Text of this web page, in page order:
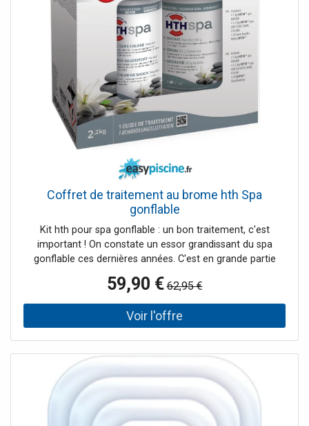
Caractéristiques du Bloc moteur Panneau de contrôle
Panneau digital intégré Alimentation 240V ~ 50Hz Pompe
Pompe à air et à bulles 650 W Niveau sonore Pompe à
bulles 68 dB à 1 m Pompe de filtration 40 W Niveau
sonore Filtration 55 dB à 1 m Débit de filtration 1200 L/h
Réchauffeur PTC Puissance 1500/2000 W Vitesse 1.5°C –
2.5°C/heure Température maximale 42 °C Double isolation
du réchauffeur Conditions d'utilisation 5°C & plus
Certification CE et GS
Coffret de traitement au brome hth Spa
gonflable
Kit hth pour spa gonflable : un bon traitement, c'est
important ! On constate un essor grandissant du spa
gonflable ces dernières années. C'est en grande partie
grâce à sa simplicité d'installation et d'utilisation. Il faut
tout de même garder à l'esprit qu'un bon entretien est
essentiel, autant pour vous, que pour votre matériel. C'est
pourquoi nous vous proposons ce kit de traitement au
brome hth pour spa gonflable. Le kit comprend : 1 kg HTH
chlore poudre 1 HTH Spa guide de traitement d'eau 1
trousse d'analyse pastilles Brome HTH Pour une utilisation
optimale de ces produits de traitement au brome hth Spa,
le coffret vous est livré avec un guide de traitement d'eau
Spa. Utilisez les produits chimiques de traitement d'eau
59,90 € 62,95 €